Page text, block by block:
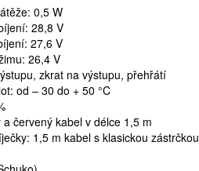
0,5 W
28,8 V
27,6 V
26,4 V
zkrat na výstupu, přehřátí
od – 30 do + 50 °C
červený kabel v délce 1,5 m
1,5 m kabel s klasickou zástrčkou